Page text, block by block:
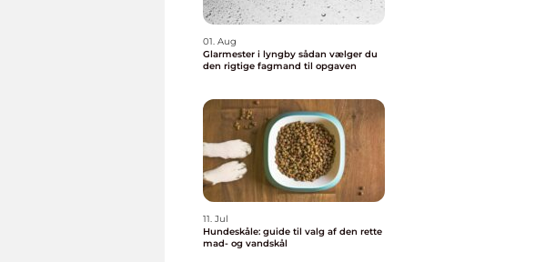
01. Aug
Glarmester i lyngby sådan vælger du
den rigtige fagmand til opgaven
11. Jul
Hundeskåle: guide til valg af den rette
mad- og vandskål